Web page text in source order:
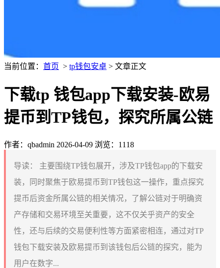
当前位置： 首页 > tp钱包安卓 > 文章正文
下载tp 钱包app下载安装-欧易
提币到TP钱包，探究所属公链
作者：qbadmin 2026-04-09 浏览：1118
导读：
主要围绕TP钱包展开，涉及TP钱包app的下载安
装，同时聚焦于欧易提币到TP钱包这一操作，重点探究
提币后资金所属公链的相关情况，了解公链对于明确资
产存储和交易环境至关重要，这不仅关乎资产的安全
性，还与后续的交易便利性等方面紧密相连，通过对TP
钱包下载安装及欧易提币到该钱包后公链的探究，能为
用户在数字...